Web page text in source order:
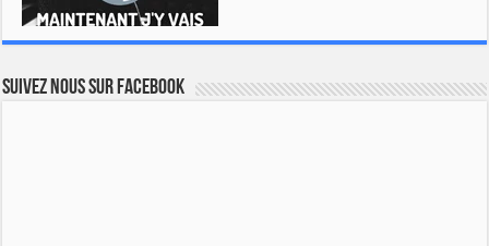
Suivez nous sur Facebook